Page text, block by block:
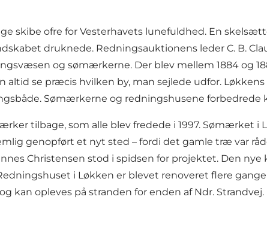
skibe ofre for Vesterhavets lunefuldhed. En
druknede. Redningsauktionens leder C. B.
og sømærkerne. Der blev mellem 1884 og
altid se præcis hvilken by, man sejlede udfor.
Sømærkerne og redningshusene
tilbage, som alle blev fredede i 1997.
genopført et nyt sted – fordi det gamle træ var
Christensen stod i spidsen for projektet. Den
i Løkken er blevet renoveret flere
kan opleves på stranden for enden af Ndr. Strandvej.